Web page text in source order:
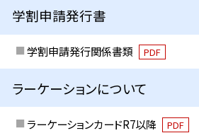
学割申請発行書
学割申請発行関係書類 PDF
ラーケーションについて
ラーケーションカードR7以降 PDF